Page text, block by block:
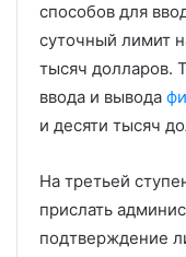
способов для
суточный лимит
тысяч долларов.
ввода и вывода
и десяти тысяч
На третьей
прислать
подтверждение